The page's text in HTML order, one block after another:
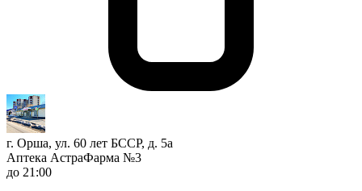
г. Орша, ул. 60 лет БССР, д. 5а
Аптека АстраФарма №3
до 21:00